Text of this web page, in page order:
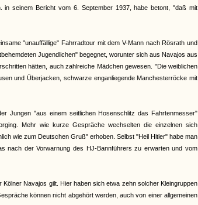
seinem Bericht vom 6. September 1937, habe betont, "daß mit
"unauffällige" Fahrradtour mit dem V-Mann nach Rösrath und
Jugendlichen" begegnet, worunter sich aus Navajos aus
hätten, auch zahlreiche Mädchen gewesen. "Die weiblichen
und Überjacken, schwarze enganliegende Manchesterröcke mit
Jungen "aus einem seitlichen Hosenschlitz das Fahrtenmesser"
Mehr wie kurze Gespräche wechselten die einzelnen sich
wie zum Deutschen Gruß" erhoben. Selbst "Heil Hitler" habe man
nach der Vorwarnung des HJ-Bannführers zu erwarten und vom
Navajos gilt. Hier haben sich etwa zehn solcher Kleingruppen
können nicht abgehört werden, auch von einer allgemeinen